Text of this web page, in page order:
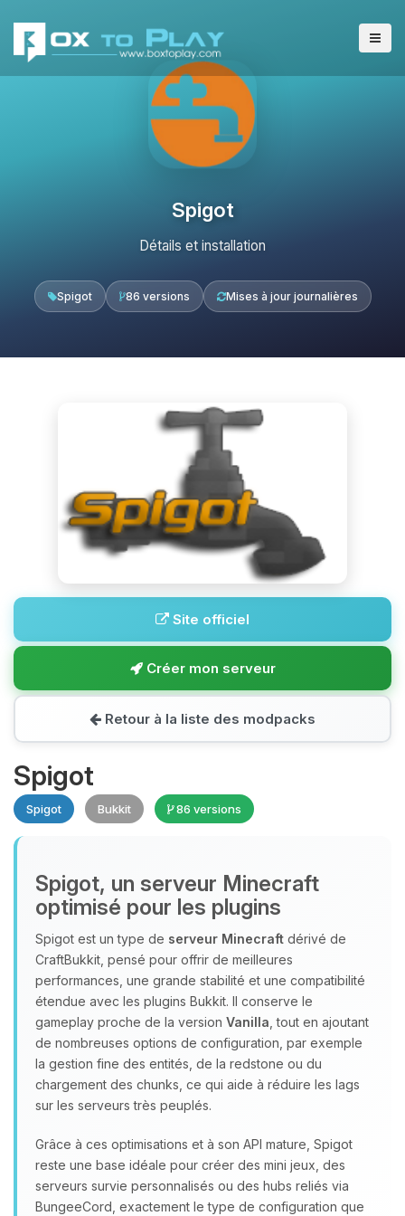
Spigot
Détails et installation
Spigot 86 versions Mises à jour journalières
Site officiel
Créer mon serveur
Retour à la liste des modpacks
Spigot
Spigot Bukkit 86 versions
Spigot, un serveur Minecraft
optimisé pour les plugins
Spigot est un type de serveur Minecraft dérivé de
CraftBukkit, pensé pour offrir de meilleures
performances, une grande stabilité et une compatibilité
étendue avec les plugins Bukkit. Il conserve le
gameplay proche de la version Vanilla , tout en ajoutant
de nombreuses options de configuration, par exemple
la gestion fine des entités, de la redstone ou du
chargement des chunks, ce qui aide à réduire les lags
sur les serveurs très peuplés.
Grâce à ces optimisations et à son API mature, Spigot
reste une base idéale pour créer des mini jeux, des
serveurs survie personnalisés ou des hubs reliés via
BungeeCord, exactement le type de configuration que
Youpi, enfin quelqu’un pour me
parler ! Moi c’est Choupy, ton petit
assistant BoxToPlay. Dis-moi ce dont
tu as besoin et je vais remuer mes
petits circuits pour t’aider.
10/08/2026 à 03:42